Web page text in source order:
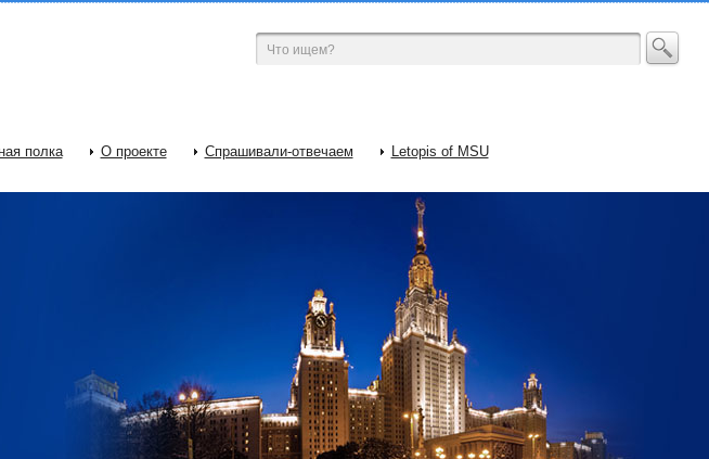
полка О проекте Спрашивали-отвечаем Letopis of MSU